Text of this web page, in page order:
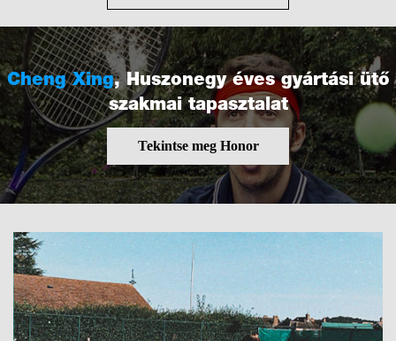
Cheng Xing, Huszonegy éves gyártási ütő
szakmai tapasztalat
Tekintse meg Honor